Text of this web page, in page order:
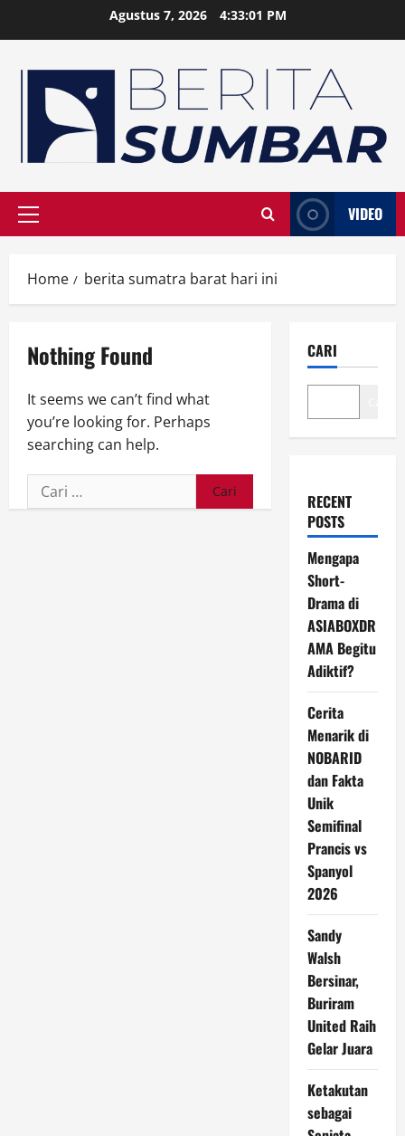
Agustus 7, 2026 4:33:01 PM
Primary
VIDEO
Home berita sumatra barat hari ini
Nothing Found
It seems we can’t find what
you’re looking for. Perhaps
searching can help.
Cari
untuk:
CARI
RECENT
POSTS
Mengapa
Short-
Drama di
ASIABOXDR
AMA Begitu
Adiktif?
Cerita
Menarik di
NOBARID
dan Fakta
Unik
Semifinal
Prancis vs
Spanyol
2026
Sandy
Walsh
Bersinar,
Buriram
United Raih
Gelar Juara
Ketakutan
sebagai